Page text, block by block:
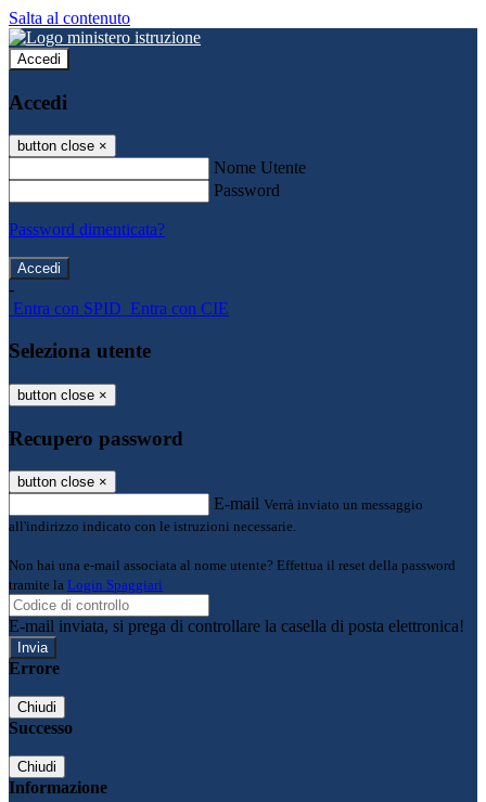
Salta al contenuto
Accedi
Accedi
button close ×
Nome Utente
Password
Password dimenticata?
-
Entra con SPID Entra con CIE
Seleziona utente
button close ×
Recupero password
button close ×
E-mail Verrà inviato un messaggio
all'indirizzo indicato con le istruzioni necessarie.
Non hai una e-mail associata al nome utente? Effettua il reset della password
tramite la Login Spaggiari
E-mail inviata, si prega di controllare la casella di posta elettronica!
Errore
Chiudi
Successo
Chiudi
Informazione